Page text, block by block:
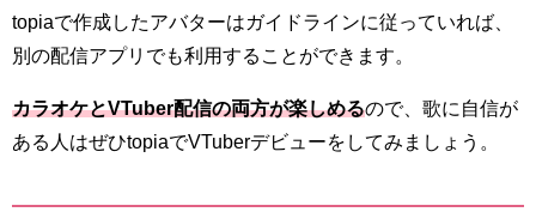
topiaで作成したアバターはガイドラインに従っていれば、
別の配信アプリでも利用することができます。
カラオケとVTuber配信の両方が楽しめるので、歌に自信が
ある人はぜひtopiaでVTuberデビューをしてみましょう。